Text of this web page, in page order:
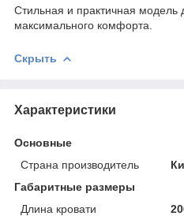
Стильная и практичная модель
максимального комфорта.
Скрыть
Характеристики
Основные
Страна производитель
Габаритные размеры
Длина кровати